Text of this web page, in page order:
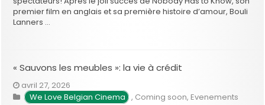
premier film en anglais et sa première histoire d’amour, Bouli
Lanners …
« Sauvons les meubles »: la vie à crédit
avril 27, 2026
We Love Belgian Cinema , Coming soon, Evenements